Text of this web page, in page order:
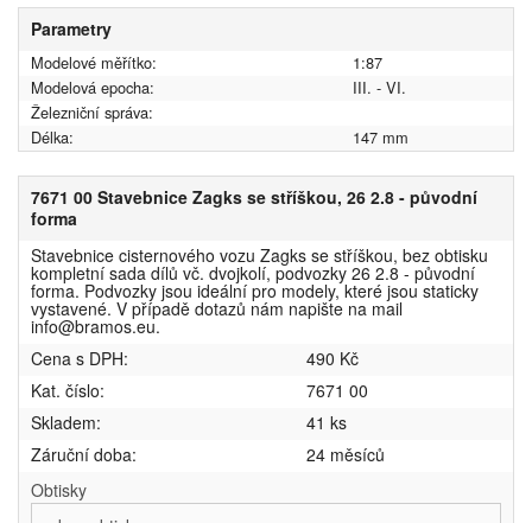
Parametry
Modelové měřítko:
1:87
Modelová epocha:
III. - VI.
Železniční správa:
Délka:
147 mm
7671 00 Stavebnice Zagks se stříškou, 26 2.8 - původní
forma
Stavebnice cisternového vozu Zagks se stříškou, bez obtisku
kompletní sada dílů vč. dvojkolí, podvozky 26 2.8 - původní
forma. Podvozky jsou ideální pro modely, které jsou staticky
vystavené. V případě dotazů nám napište na mail
info@bramos.eu.
Cena s DPH:
490 Kč
Kat. číslo:
7671 00
Skladem:
41 ks
Záruční doba:
24 měsíců
Obtisky